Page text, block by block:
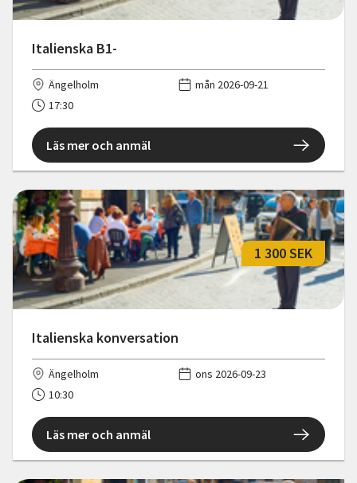
Italienska B1-
Ängelholm
mån 2026-09-21
17:30
Läs mer och anmäl
Italienska konversation
1 300 SEK
Ängelholm
ons 2026-09-23
10:30
Läs mer och anmäl